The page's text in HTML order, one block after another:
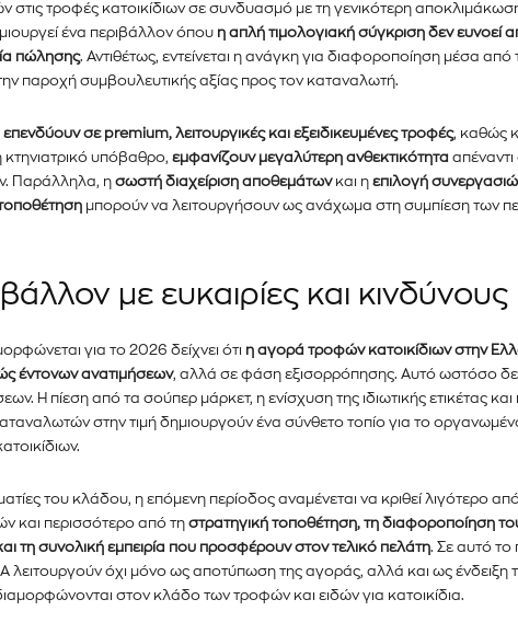
στις τροφές κατοικίδιων σε συνδυασμό με τη γενικότερη
ένα περιβάλλον όπου η απλή τιμολογιακή σύγκριση δεν ευνοεί
πώλησης. Αντιθέτως, εντείνεται η ανάγκη για διαφοροποίηση μέσα από
παροχή συμβουλευτικής αξίας προς τον καταναλωτή.
σε premium, λειτουργικές και εξειδικευμένες τροφές, καθώς
κτηνιατρικό υπόβαθρο, εμφανίζουν μεγαλύτερη ανθεκτικότητα απέναντι
Παράλληλα, η σωστή διαχείριση αποθεμάτωνκαι η επιλογή
μπορούν να λειτουργήσουν ως ανάχωμα στη συμπίεση των
με ευκαιρίες και κινδύνους
για το 2026 δείχνει ότι η αγορά τροφών κατοικίδιων στην
έντονων ανατιμήσεων, αλλά σε φάση εξισορρόπησης. Αυτό ωστόσο δε
Η πίεση από τα σούπερ μάρκετ, η ενίσχυση της ιδιωτικής ετικέτας
στην τιμή δημιουργούν ένα σύνθετο τοπίο για το
του κλάδου, η επόμενη περίοδος αναμένεται να κριθεί λιγότερο από
και περισσότερο από τη στρατηγική τοποθέτηση, τη διαφοροποίηση
τη συνολική εμπειρία που προσφέρουν στον τελικό πελάτη. Σε αυτό το
λειτουργούν όχι μόνο ως αποτύπωση της αγοράς, αλλά και ως ένδειξη
στον κλάδο των τροφών και ειδών για κατοικίδια.